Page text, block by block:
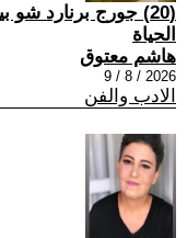
(20) جورج برنارد
الحياة
هاشم معتوق
2026 / 8 / 9
الادب والفن